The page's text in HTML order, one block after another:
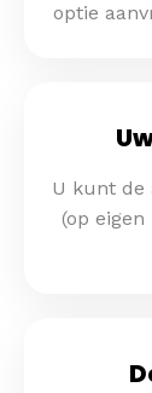
optie
U kunt de
(op